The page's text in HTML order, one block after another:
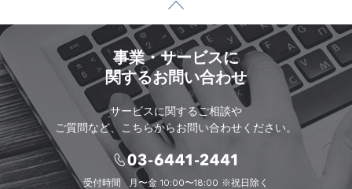
事業・サービスに
関するお問い合わせ
サービスに関するご相談や
ご質問など、こちらからお問い合わせください。
受付時間 月〜金 10:00〜18:00 ※祝日除く